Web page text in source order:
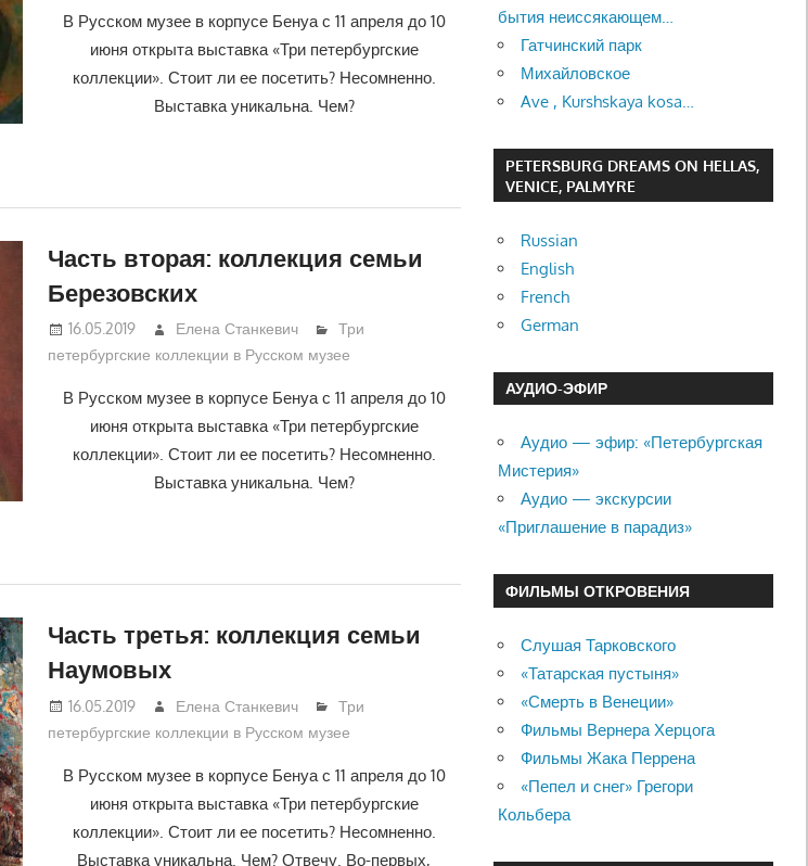
В Русском музее в корпусе Бенуа с 11 апреля до 10
июня открыта выставка «Три петербургские
коллекции». Стоит ли ее посетить? Несомненно.
Выставка уникальна. Чем?
Часть вторая: коллекция семьи
Березовских
16.05.2019 Елена Станкевич
Три
петербургские коллекции в Русском музее
В Русском музее в корпусе Бенуа с 11 апреля до 10
июня открыта выставка «Три петербургские
коллекции». Стоит ли ее посетить? Несомненно.
Выставка уникальна. Чем?
Часть третья: коллекция семьи
Наумовых
16.05.2019 Елена Станкевич
Три
петербургские коллекции в Русском музее
В Русском музее в корпусе Бенуа с 11 апреля до 10
июня открыта выставка «Три петербургские
коллекции». Стоит ли ее посетить? Несомненно.
Выставка уникальна. Чем? Отвечу. Во-первых,
бытия неиссякающем…
Гатчинский парк
Михайловское
Ave , Kurshskaya kosa…
PETERSBURG DREAMS ON HELLAS,
VENICE, PALMYRE
Russian
English
French
German
АУДИО-ЭФИР
Аудио — эфир: «Петербургская
Мистерия»
Аудио — экскурсии
«Приглашение в парадиз»
ФИЛЬМЫ ОТКРОВЕНИЯ
Слушая Тарковского
«Татарская пустыня»
«Смерть в Венеции»
Фильмы Вернера Херцога
Фильмы Жака Перрена
«Пепел и снег» Грегори
Кольбера